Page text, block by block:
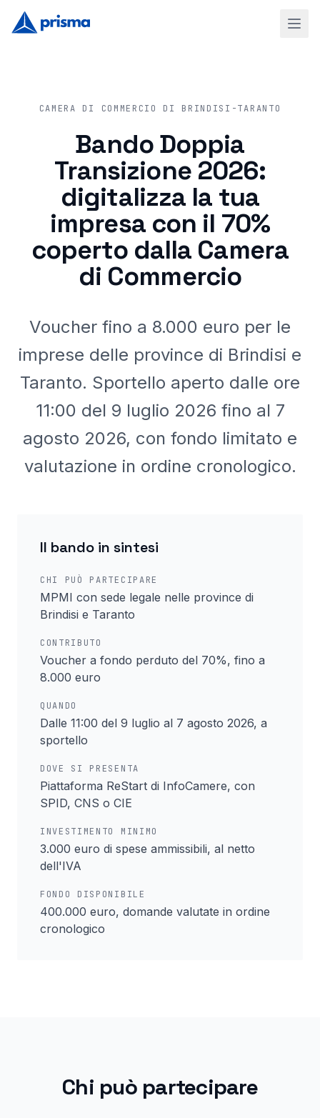
CAMERA DI COMMERCIO DI BRINDISI-TARANTO
Bando Doppia
Transizione 2026:
digitalizza la tua
impresa con il 70%
coperto dalla Camera
di Commercio
Voucher fino a 8.000 euro per le
imprese delle province di Brindisi e
Taranto. Sportello aperto dalle ore
11:00 del 9 luglio 2026 fino al 7
agosto 2026, con fondo limitato e
valutazione in ordine cronologico.
Il bando in sintesi
CHI PUÒ PARTECIPARE
MPMI con sede legale nelle province di
Brindisi e Taranto
CONTRIBUTO
Voucher a fondo perduto del 70%, fino a
8.000 euro
QUANDO
Dalle 11:00 del 9 luglio al 7 agosto 2026, a
sportello
DOVE SI PRESENTA
Piattaforma ReStart di InfoCamere, con
SPID, CNS o CIE
INVESTIMENTO MINIMO
3.000 euro di spese ammissibili, al netto
dell'IVA
FONDO DISPONIBILE
400.000 euro, domande valutate in ordine
cronologico
Chi può partecipare